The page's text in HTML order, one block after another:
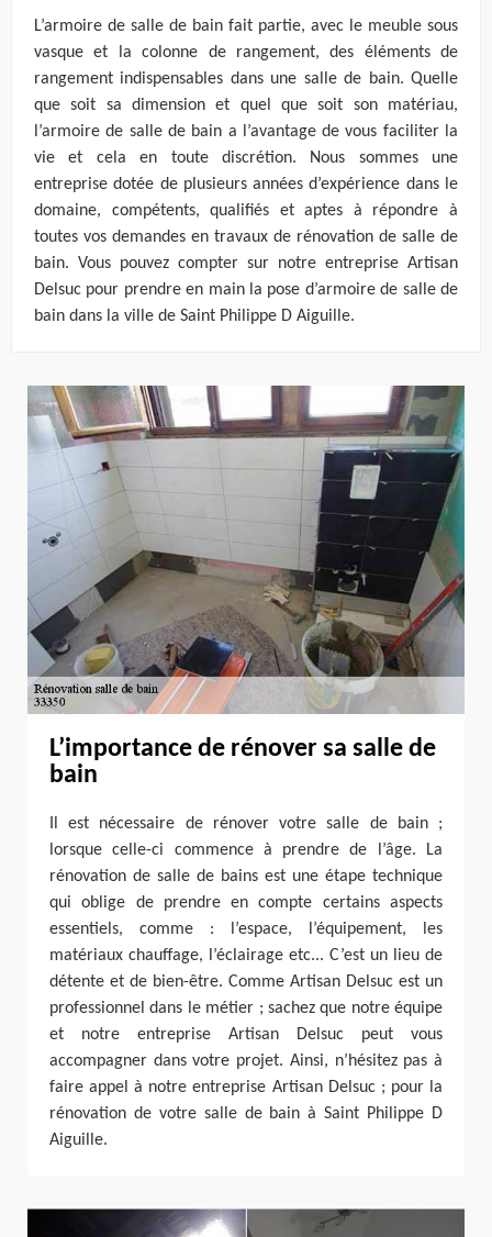
L’armoire de salle de bain fait partie, avec le meuble sous
vasque et la colonne de rangement, des éléments de
rangement indispensables dans une salle de bain. Quelle
que soit sa dimension et quel que soit son matériau,
l’armoire de salle de bain a l’avantage de vous faciliter la
vie et cela en toute discrétion. Nous sommes une
entreprise dotée de plusieurs années d’expérience dans le
domaine, compétents, qualifiés et aptes à répondre à
toutes vos demandes en travaux de rénovation de salle de
bain. Vous pouvez compter sur notre entreprise Artisan
Delsuc pour prendre en main la pose d’armoire de salle de
bain dans la ville de Saint Philippe D Aiguille.
L’importance de rénover sa salle de
bain
Il est nécessaire de rénover votre salle de bain ;
lorsque celle-ci commence à prendre de l’âge. La
rénovation de salle de bains est une étape technique
qui oblige de prendre en compte certains aspects
essentiels, comme : l’espace, l’équipement, les
matériaux chauffage, l’éclairage etc... C’est un lieu de
détente et de bien-être. Comme Artisan Delsuc est un
professionnel dans le métier ; sachez que notre équipe
et notre entreprise Artisan Delsuc peut vous
accompagner dans votre projet. Ainsi, n’hésitez pas à
faire appel à notre entreprise Artisan Delsuc ; pour la
rénovation de votre salle de bain à Saint Philippe D
Aiguille.